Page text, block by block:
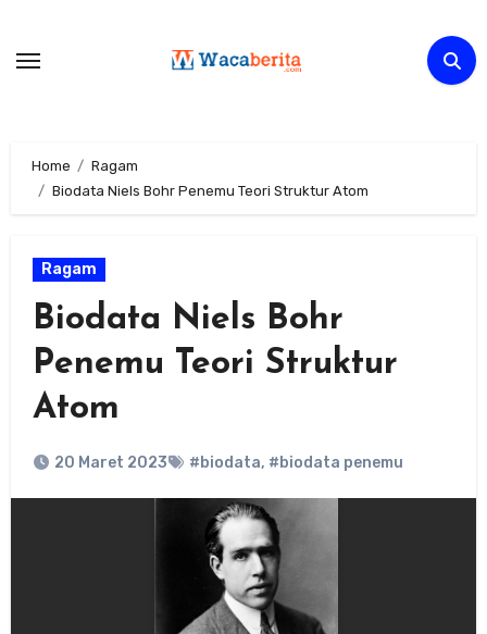
content
Home
Ragam
Biodata Niels Bohr Penemu Teori Struktur Atom
Ragam
Biodata Niels Bohr
Penemu Teori Struktur
Atom
20 Maret 2023 #biodata, #biodata penemu